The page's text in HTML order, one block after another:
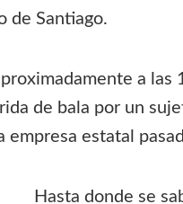
de Santiago.
a
de bala por un
estatal
Hasta donde se